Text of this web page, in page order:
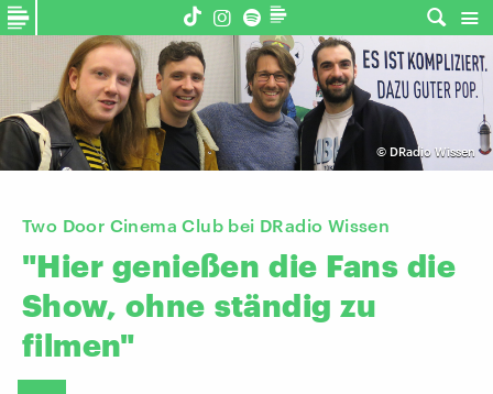
© DRadio Wissen
Two Door Cinema Club bei DRadio Wissen
"Hier genießen die Fans die
Show, ohne ständig zu
filmen"